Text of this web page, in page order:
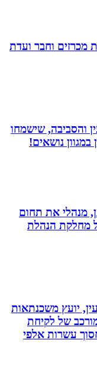
וחבר ועדת
שישמחו
נושאים!
את תחום
הנהלת
משכנתאות
של לקיחת
אלפי